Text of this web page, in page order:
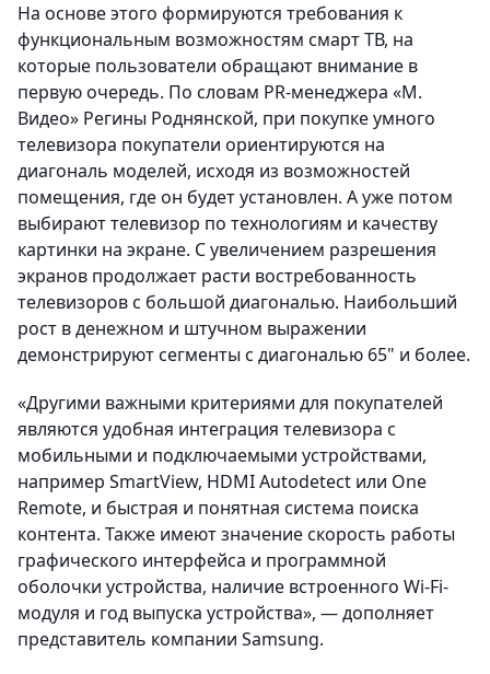
На основе этого формируются требования к
функциональным возможностям смарт ТВ, на
которые пользователи обращают внимание в
первую очередь. По словам PR-менеджера «М.
Видео» Регины Роднянской, при покупке умного
телевизора покупатели ориентируются на
диагональ моделей, исходя из возможностей
помещения, где он будет установлен. А уже потом
выбирают телевизор по технологиям и качеству
картинки на экране. С увеличением разрешения
экранов продолжает расти востребованность
телевизоров с большой диагональю. Наибольший
рост в денежном и штучном выражении
демонстрируют сегменты с диагональю 65" и более.
«Другими важными критериями для покупателей
являются удобная интеграция телевизора с
мобильными и подключаемыми устройствами,
например SmartView, HDMI Autodetect или One
Remote, и быстрая и понятная система поиска
контента. Также имеют значение скорость работы
графического интерфейса и программной
оболочки устройства, наличие встроенного Wi-Fi-
модуля и год выпуска устройства», — дополняет
представитель компании Samsung.